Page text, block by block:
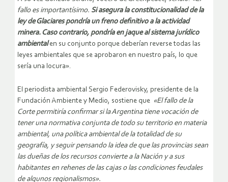
fallo es importantísimo. Si asegura la constitucionalidad de la
ley de Glaciares pondría un freno definitivo a la actividad
minera. Caso contrario, pondría en jaque al sistema jurídico
ambientalen su conjunto porque deberían reverse todas las
leyes ambientales que se aprobaron en nuestro país, lo que
sería una locura».
El periodista ambiental Sergio Federovisky, presidente de la
Fundación Ambiente y Medio, sostiene que «El fallo de la
Corte permitiría confirmar si la Argentina tiene vocación de
tener una normativa conjunta de todo su territorio en materia
ambiental, una política ambiental de la totalidad de su
geografía, y seguir pensando la idea de que las provincias sean
las dueñas de los recursos convierte a la Nación y a sus
habitantes en rehenes de las cajas o las condiciones feudales
de algunos regionalismos».